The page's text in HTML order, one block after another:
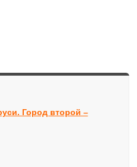
Город второй –